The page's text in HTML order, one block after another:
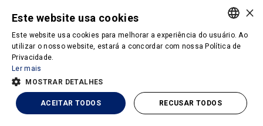
PORTUGUESE
×
Este website usa cookies
Este website usa cookies para melhorar a experiência do usuário. Ao
utilizar o nosso website, estará a concordar com nossa Política de
Privacidade.
Ler mais
MOSTRAR DETALHES
ACEITAR TODOS RECUSAR TODOS